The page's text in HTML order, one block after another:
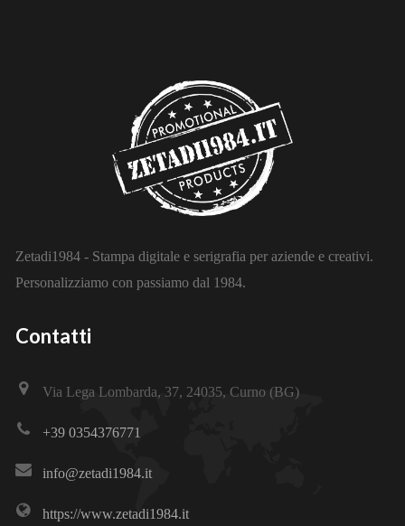
Zetadi1984 - Stampa digitale e serigrafia per aziende e creativi.
Personalizziamo con passiamo dal 1984.
Contatti
Via Lega Lombarda, 37, 24035, Curno (BG)
+39 0354376771
info@zetadi1984.it
https://www.zetadi1984.it